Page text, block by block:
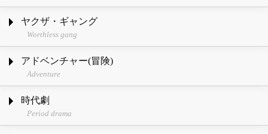
ヤクザ・ギャング
Worthless gang
アドベンチャー(冒険)
Adventure
時代劇
Period drama